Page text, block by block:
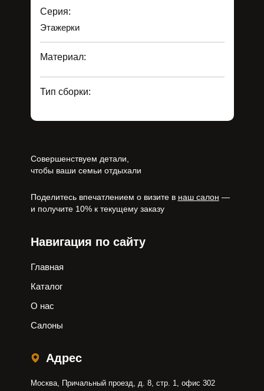
Серия:
Этажерки
Материал:
Тип сборки:
Совершенствуем детали,
чтобы ваши семьи отдыхали
Поделитесь впечатлением о визите в наш салон —
и получите 10% к текущему заказу
Навигация по сайту
Главная
Каталог
О нас
Салоны
Адрес
Москва, Причальный проезд, д. 8, стр. 1, офис 302